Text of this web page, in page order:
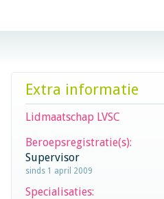
Extra informatie
Lidmaatschap LVSC
Beroepsregistratie(s):
Supervisor
sinds 1 april 2009
Specialisaties: